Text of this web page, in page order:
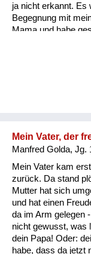
ja nicht erkannt. Es
Begegnung mit
Mama und habe
Klosterinternat
Mein Vater, der
Manfred Golda, Jg.
Mein Vater kam
zurück. Da stand
Mutter hat sich
und hat einen
da im Arm gelegen
nicht gewusst, was
dein Papa! Oder:
habe, dass da jetzt